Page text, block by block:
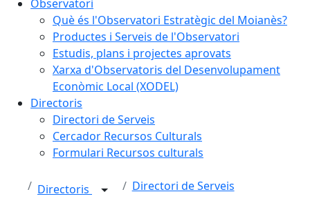
Observatori
Què és l'Observatori Estratègic del Moianès?
Productes i Serveis de l'Observatori
Estudis, plans i projectes aprovats
Xarxa d'Observatoris del Desenvolupament
Econòmic Local (XODEL)
Directoris
Directori de Serveis
Cercador Recursos Culturals
Formulari Recursos culturals
Directoris Directori de Serveis